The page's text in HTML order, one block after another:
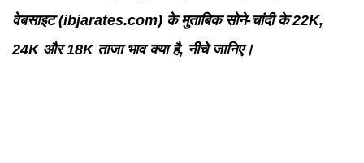
वेबसाइट (ibjarates.com) के मुताबिक सोने-चांदी के 22K,
24K और 18K ताजा भाव क्या है, नीचे जानिए।